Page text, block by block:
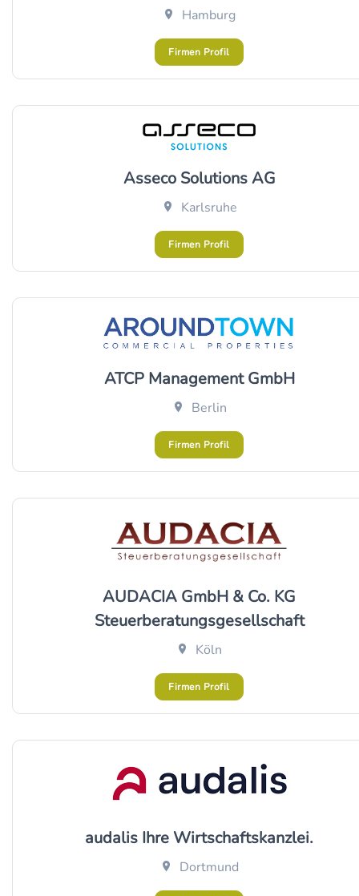
Hamburg
Firmen Profil
Asseco Solutions AG
Karlsruhe
Firmen Profil
ATCP Management GmbH
Berlin
Firmen Profil
AUDACIA GmbH & Co. KG
Steuerberatungsgesellschaft
Köln
Firmen Profil
audalis Ihre Wirtschaftskanzlei.
Dortmund